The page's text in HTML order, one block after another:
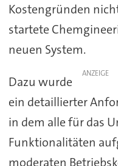
Kostengründen
startete
neuen System.
ANZEIGE
Dazu wurde
ein detaillierter
in dem alle für das
Funktionalitäten
moderaten